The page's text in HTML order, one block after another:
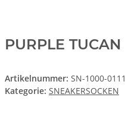
PURPLE TUCAN
Artikelnummer: SN-1000-0111
Kategorie: SNEAKERSOCKEN